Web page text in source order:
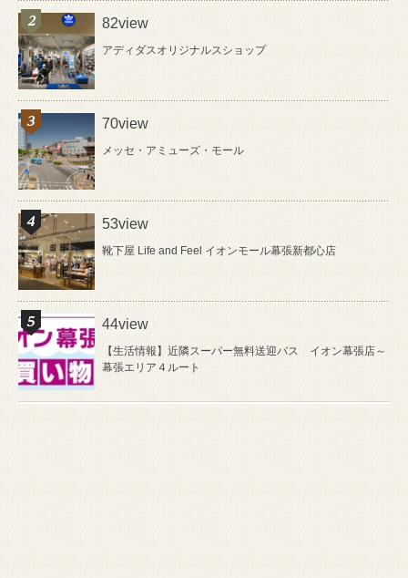
82view
アディダスオリジナルスショップ
70view
メッセ・アミューズ・モール
53view
靴下屋 Life and Feel イオンモール幕張新都心店
44view
【生活情報】近隣スーパー無料送迎バス イオン幕張店～
幕張エリア４ルート